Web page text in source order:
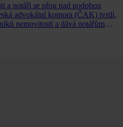
a notáři se přou nad podobou
advokátní komora (ČAK) tvrdí,
nemovitostí a dává notářům